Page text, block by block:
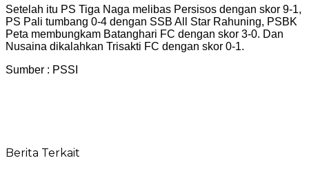
Setelah itu PS Tiga Naga melibas Persisos dengan skor 9-1,
PS Pali tumbang 0-4 dengan SSB All Star Rahuning, PSBK
Peta membungkam Batanghari FC dengan skor 3-0. Dan
Nusaina dikalahkan Trisakti FC dengan skor 0-1.
Sumber : PSSI
Berita Terkait